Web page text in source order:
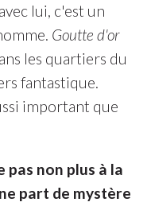
lui, c'est un
Goutte d'or
les quartiers du
fantastique.
important que
pas non plus à la
part de mystère